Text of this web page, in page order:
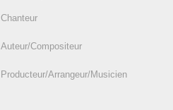
Chanteur
Auteur/Compositeur
Producteur/Arrangeur/Musicien